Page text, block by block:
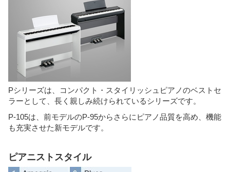
Pシリーズは、コンパクト・スタイリッシュピアノのベストセ
ラーとして、長く親しみ続けられているシリーズです。
P-105は、前モデルのP-95からさらにピアノ品質を高め、機能
も充実させた新モデルです。
ピアニストスタイル